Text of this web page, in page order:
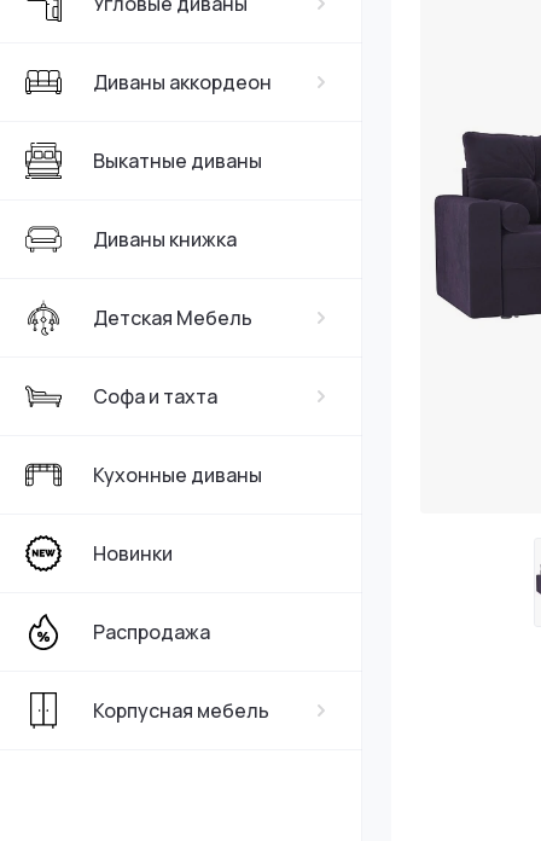
Диваны аккордеон
Выкатные диваны
Диваны книжка
Детская Мебель
Софа и тахта
Кухонные диваны
Новинки
Распродажа
Корпусная мебель